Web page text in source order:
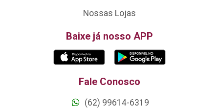
Nossas Lojas
Baixe já nosso APP
Fale Conosco
(62) 99614-6319